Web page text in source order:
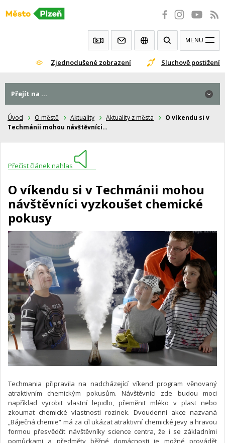
Přeskočit
Zjednodušené zobrazení Sluchově postižení
MENU
Úvod O městě Aktuality Aktuality z města
O víkendu si v
Techmánii mohou návštěvníci…
Přečíst článek nahlas
O víkendu si v Techmánii mohou
návštěvníci vyzkoušet chemické
pokusy
Techmania připravila na nadcházející víkend program věnovaný
atraktivním chemickým pokusům. Návštěvníci zde budou moci
například vyrobit vlastní lepidlo, přeměnit mléko v plast nebo
zkoumat chemické vlastnosti rozinek. Dvoudenní akce nazvaná
„Báječná chemie“ má za cíl ukázat atraktivní chemické jevy a hravou
formou přesvědčit návštěvníky science centra, že i se základními
pomůckami a předměty běžné domácnosti je možné provádět
Přejít na ...